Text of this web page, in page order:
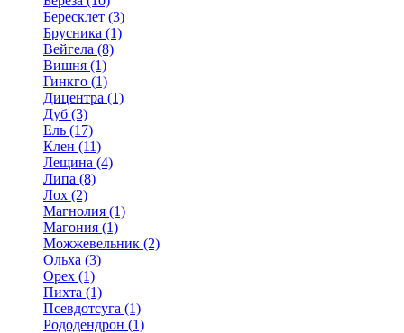
Бересклет (3)
Брусника (1)
Вейгела (8)
Вишня (1)
Гинкго (1)
Дицентра (1)
Дуб (3)
Ель (17)
Клен (11)
Лещина (4)
Липа (8)
Лох (2)
Магнолия (1)
Магония (1)
Можжевельник (2)
Ольха (3)
Орех (1)
Пихта (1)
Псевдотсуга (1)
Рододендрон (1)